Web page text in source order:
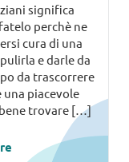
significa
perchè ne
cura di una
e darle da
da trascorrere
una piacevole
trovare […]